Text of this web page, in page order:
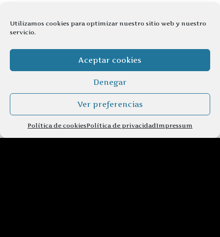
Utilizamos cookies para optimizar nuestro sitio web y nuestro
servicio.
Aceptar cookies
Denegar
Ver preferencias
Política de cookiesPolítica de privacidadImpressum